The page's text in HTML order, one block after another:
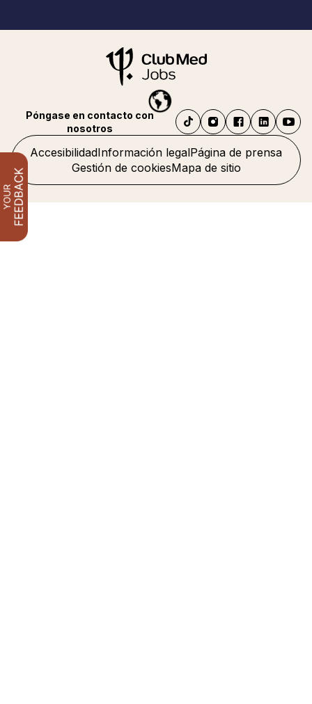
AccesibilidadInformación legalPágina de prensa
Gestión de cookiesMapa de sitio
Póngase en contacto con
nosotros